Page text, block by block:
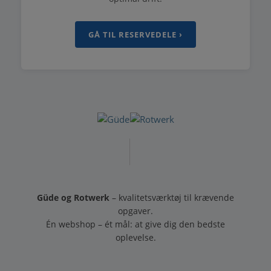
GÅ TIL RESERVEDELE ›
Güde og Rotwerk – kvalitetsværktøj til krævende
opgaver.
Én webshop – ét mål: at give dig den bedste
oplevelse.